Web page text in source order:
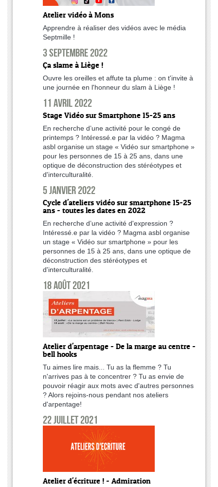
Atelier vidéo à Mons
Apprendre à réaliser des vidéos avec le média
Septmille !
3 septembre 2022
Ça slame à Liège !
Ouvre les oreilles et affute ta plume : on t'invite à
une journée en l'honneur du slam à Liège !
11 avril 2022
Stage Vidéo sur Smartphone 15-25 ans
En recherche d’une activité pour le congé de
printemps ? Intéressé.e par la vidéo ? Magma
asbl organise un stage « Vidéo sur smartphone »
pour les personnes de 15 à 25 ans, dans une
optique de déconstruction des stéréotypes et
d'interculturalité.
5 janvier 2022
Cycle d'ateliers vidéo sur smartphone 15-25
ans - toutes les dates en 2022
En recherche d’une activité d'expression ?
Intéressé.e par la vidéo ? Magma asbl organise
un stage « Vidéo sur smartphone » pour les
personnes de 15 à 25 ans, dans une optique de
déconstruction des stéréotypes et
d'interculturalité.
18 août 2021
Atelier d'arpentage - De la marge au centre -
bell hooks
Tu aimes lire mais... Tu as la flemme ? Tu
n'arrives pas à te concentrer ? Tu as envie de
pouvoir réagir aux mots avec d'autres personnes
? Alors rejoins-nous pendant nos ateliers
d'arpentage!
22 juillet 2021
Atelier d'écriture ! - Admiration